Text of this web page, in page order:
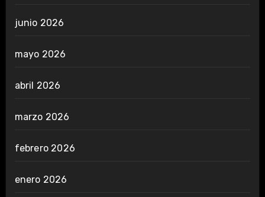
junio 2026
mayo 2026
abril 2026
marzo 2026
febrero 2026
enero 2026